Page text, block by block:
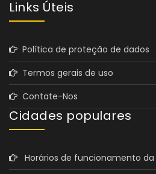
Links Úteis
Política de proteção de dados
Termos gerais de uso
Contate-Nos
Cidades populares
Horários de funcionamento da